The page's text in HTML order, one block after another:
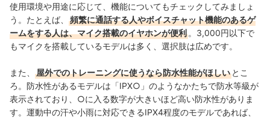
使用環境や用途に応じて、機能についてもチェックしてみましょ
う。たとえば、
頻繁に通話する人やボイスチャット機能のあるゲ
ームをする人は、マイク搭載のイヤホンが便利 。3,000円以下で
もマイクを搭載しているモデルは多く、選択肢は広めです。
また、 屋外でのトレーニングに使うなら防水性能がほしい とこ
ろ。防水性があるモデルは「IPX○」のようなかたちで防水等級が
表示されており、○に入る数字が大きいほど高い防水性がありま
す。運動中の汗や小雨に対応できるIPX4程度のモデルであれば、